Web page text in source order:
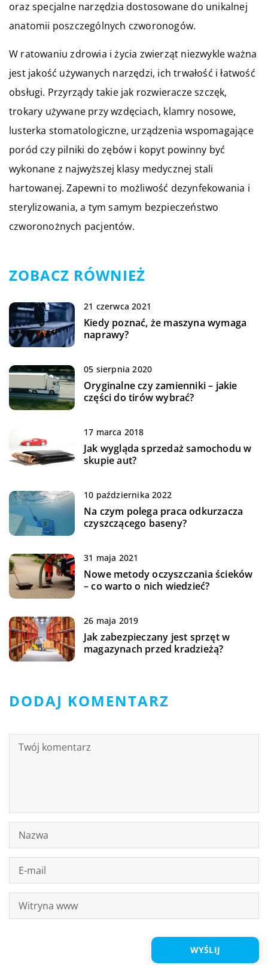
oraz specjalne narzędzia dostosowane do unikalnej
anatomii poszczególnych czworonogów.
W ratowaniu zdrowia i życia zwierząt niezwykle ważna
jest jakość używanych narzędzi, ich trwałość i łatwość
obsługi. Przyrządy takie jak rozwieracze szczęk,
trokary używane przy wzdęciach, klamry nosowe,
lusterka stomatologiczne, urządzenia wspomagające
poród czy pilniki do zębów i kopyt powinny być
wykonane z najwyższej klasy medycznej stali
hartowanej. Zapewni to możliwość dezynfekowania i
sterylizowania, a tym samym bezpieczeństwo
czworonożnych pacjentów.
ZOBACZ RÓWNIEŻ
21 czerwca 2021
Kiedy poznać, że maszyna wymaga
naprawy?
05 sierpnia 2020
Oryginalne czy zamienniki – jakie
części do tirów wybrać?
17 marca 2018
Jak wygląda sprzedaż samochodu w
skupie aut?
10 października 2022
Na czym polega praca odkurzacza
czyszczącego baseny?
31 maja 2021
Nowe metody oczyszczania ścieków
– co warto o nich wiedzieć?
26 maja 2019
Jak zabezpieczany jest sprzęt w
magazynach przed kradzieżą?
DODAJ KOMENTARZ